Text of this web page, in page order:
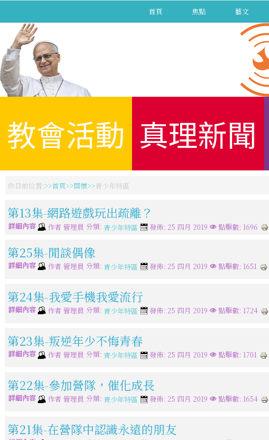
首頁 焦點 藝文
教會活動 真理新聞
你目前位置: 首頁 關懷 青少年特區
第13集-網路遊戲玩出疏離？
詳細內容 作者 管理員 分類: 青少年特區 發佈: 25 四月 2019 點擊數: 1696
第25集-閒談偶像
詳細內容 作者 管理員 分類: 青少年特區 發佈: 25 四月 2019 點擊數: 1651
第24集-我愛手機我愛流行
詳細內容 作者 管理員 分類: 青少年特區 發佈: 25 四月 2019 點擊數: 1724
第23集-叛逆年少不悔青春
詳細內容 作者 管理員 分類: 青少年特區 發佈: 25 四月 2019 點擊數: 1701
第22集-參加營隊，催化成長
詳細內容 作者 管理員 分類: 青少年特區 發佈: 25 四月 2019 點擊數: 1654
第21集-在營隊中認識永遠的朋友